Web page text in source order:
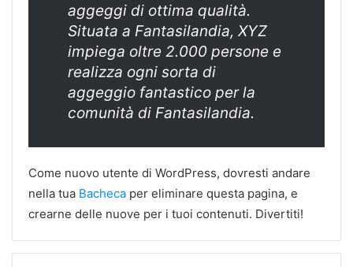
aggeggi di ottima qualità.
Situata a Fantasilandia, XYZ
impiega oltre 2.000 persone e
realizza ogni sorta di
aggeggio fantastico per la
comunità di Fantasilandia.
Come nuovo utente di WordPress, dovresti andare
nella tua Bacheca per eliminare questa pagina, e
crearne delle nuove per i tuoi contenuti. Divertiti!